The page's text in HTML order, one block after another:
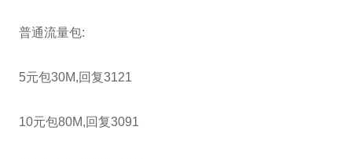
普通流量包:
5元包30M,回复3121
10元包80M,回复3091